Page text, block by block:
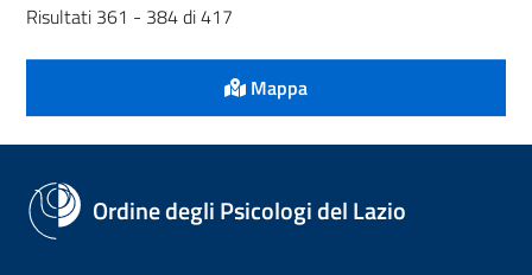
Risultati 361 - 384 di 417
Mappa
Ordine degli Psicologi del Lazio